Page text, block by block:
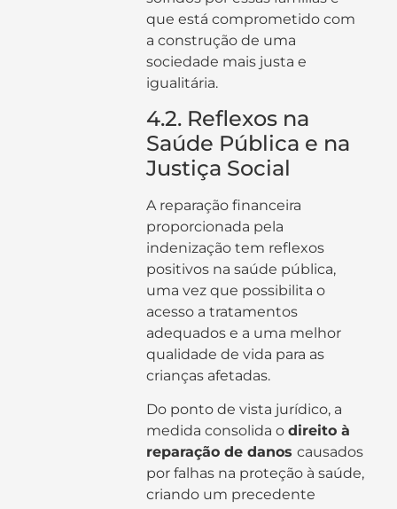
que está comprometido com
a construção de uma
sociedade mais justa e
igualitária.
4.2. Reflexos na
Saúde Pública e na
Justiça Social
A reparação financeira
proporcionada pela
indenização tem reflexos
positivos na saúde pública,
uma vez que possibilita o
acesso a tratamentos
adequados e a uma melhor
qualidade de vida para as
crianças afetadas.
Do ponto de vista jurídico, a
medida consolida o direito à
reparação de danos causados
por falhas na proteção à saúde,
criando um precedente